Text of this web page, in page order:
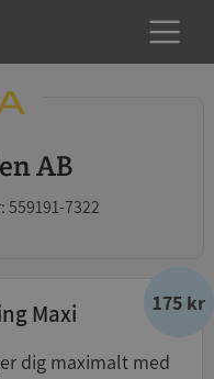
AB
7322
175 kr
Maxi
dig maximalt med